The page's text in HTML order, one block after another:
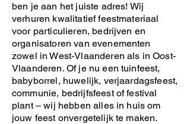
ben je aan het juiste adres! Wij
verhuren kwalitatief feestmateriaal
voor particulieren, bedrijven en
organisatoren van evenementen
zowel in West-Vlaanderen als in Oost-
Vlaanderen. Of je nu een tuinfeest,
babyborrel, huwelijk, verjaardagsfeest,
communie, bedrijfsfeest of festival
plant – wij hebben alles in huis om
jouw feest onvergetelijk te maken.